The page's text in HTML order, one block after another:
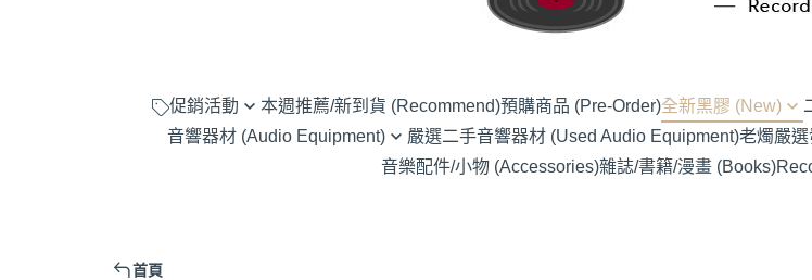
促銷活動 本週推薦/新到貨 (Recommend)預購商品 (Pre-Order)全新黑膠 (New)
音響器材 (Audio Equipment) 嚴選二手音響器材 (Used Audio Equipment)老燭嚴
音樂配件/小物 (Accessories)雜誌/書籍/漫畫 (Books)
首頁